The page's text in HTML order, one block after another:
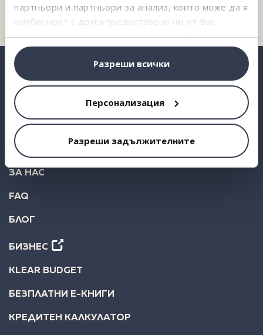
партньори и партньори за анализ, които може да я
комбинират с друга предоставена им от Вас
информация или с такава, която са събрали от
ползването от Ваша страна на услугите им.
Разреши всички
Персонализация
Разреши задължителните
Свържи се с нас
ВЗЕМИ КРЕДИТ
ИНВЕСТИРАЙ
СТАТИСТИКА
ЗА НАС
FAQ
БЛОГ
БИЗНЕС
KLEAR BUDGET
БЕЗПЛАТНИ Е-КНИГИ
КРЕДИТЕН КАЛКУЛАТОР